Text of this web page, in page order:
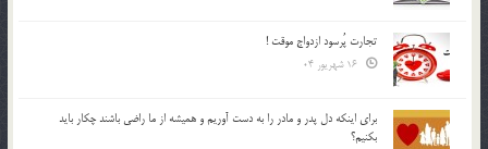
تجارت پُرسود ازدواج موقت !
براي اينكه دل پدر و مادر را به دست آوريم و هميشه از ما راضي باشند چكار بايد
بكنيم؟